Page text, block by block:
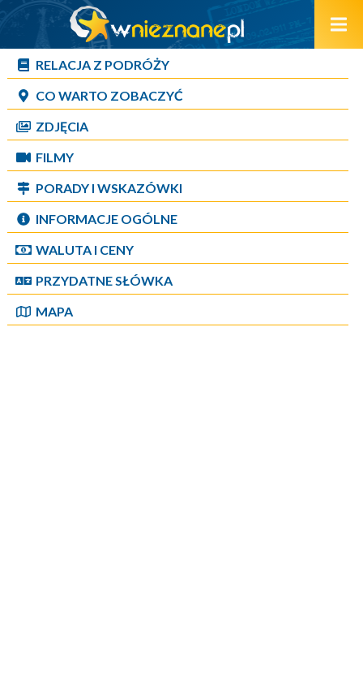
RELACJA Z PODRÓŻY
CO WARTO ZOBACZYĆ
ZDJĘCIA
FILMY
PORADY I WSKAZÓWKI
INFORMACJE OGÓLNE
WALUTA I CENY
PRZYDATNE SŁÓWKA
MAPA